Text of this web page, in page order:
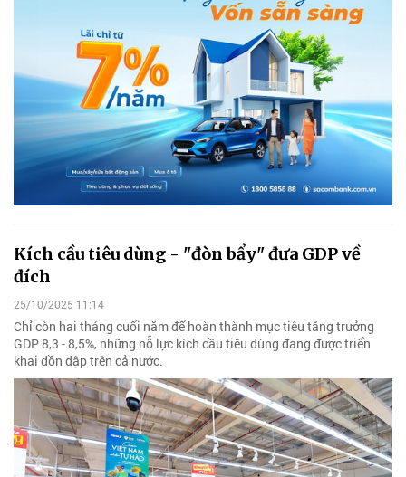
Kích cầu tiêu dùng - "đòn bẩy" đưa GDP về
đích
25/10/2025 11:14
Chỉ còn hai tháng cuối năm để hoàn thành mục tiêu tăng trưởng
GDP 8,3 - 8,5%, những nỗ lực kích cầu tiêu dùng đang được triển
khai dồn dập trên cả nước.